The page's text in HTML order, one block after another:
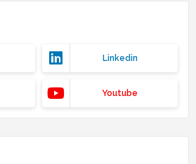
Linkedin
Youtube